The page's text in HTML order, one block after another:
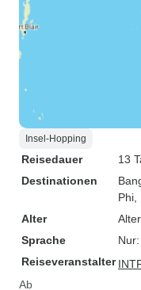
Insel-Hopping
Reisedauer
13
Destinationen
Phi
Alter
Sprache
Reiseveranstalter
Ab